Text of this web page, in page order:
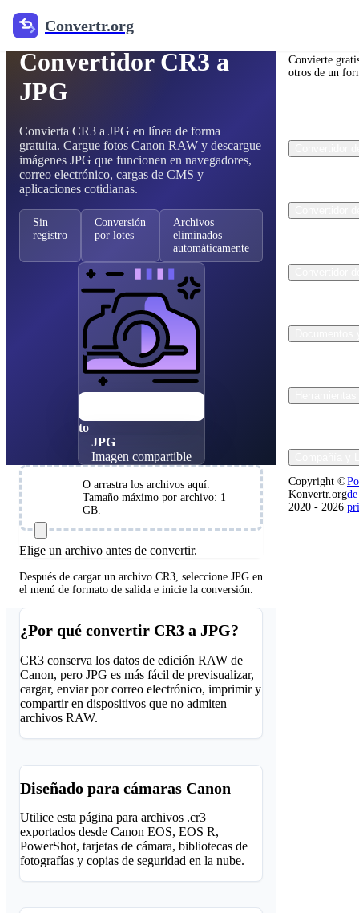
Convertr.org
Convertidor de imágenes RAW gratuito
Convertidor CR3 a
JPG
Convierta CR3 a JPG en línea de forma
gratuita. Cargue fotos Canon RAW y descargue
imágenes JPG que funcionen en navegadores,
correo electrónico, cargas de CMS y
aplicaciones cotidianas.
Sin
registro
Conversión
por lotes
Archivos
eliminados
automáticamente
to
JPG
Imagen compartible
O arrastra los archivos aquí.
Tamaño máximo por archivo: 1
GB.
Elige un archivo antes de convertir.
Después de cargar un archivo CR3, seleccione JPG en
el menú de formato de salida e inicie la conversión.
¿Por qué convertir CR3 a JPG?
CR3 conserva los datos de edición RAW de
Canon, pero JPG es más fácil de previsualizar,
cargar, enviar por correo electrónico, imprimir y
compartir en dispositivos que no admiten
archivos RAW.
Diseñado para cámaras Canon
Utilice esta página para archivos .cr3
exportados desde Canon EOS, EOS R,
PowerShot, tarjetas de cámara, bibliotecas de
fotografías y copias de seguridad en la nube.
Convierte
otros de un
Copyright ©
Konvertr.org
2020 - 2026
de